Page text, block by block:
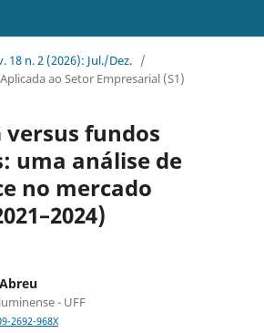
18 n. 2 (2026): Jul./Dez. /
ao Setor Empresarial (S1)
versus fundos
uma análise de
no mercado
- UFF
2692-968X